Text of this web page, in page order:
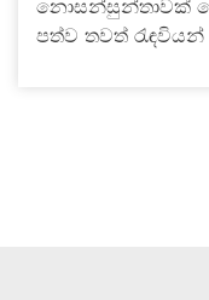
නොසන්සුන්තාවක්
පත්ව තවත් රැඳවියන්